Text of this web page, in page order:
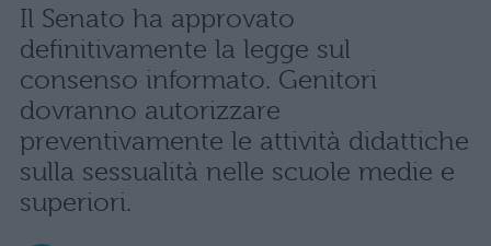
Il Senato ha approvato
definitivamente la legge sul
consenso informato. Genitori
dovranno autorizzare
preventivamente le attività didattiche
sulla sessualità nelle scuole medie e
superiori.